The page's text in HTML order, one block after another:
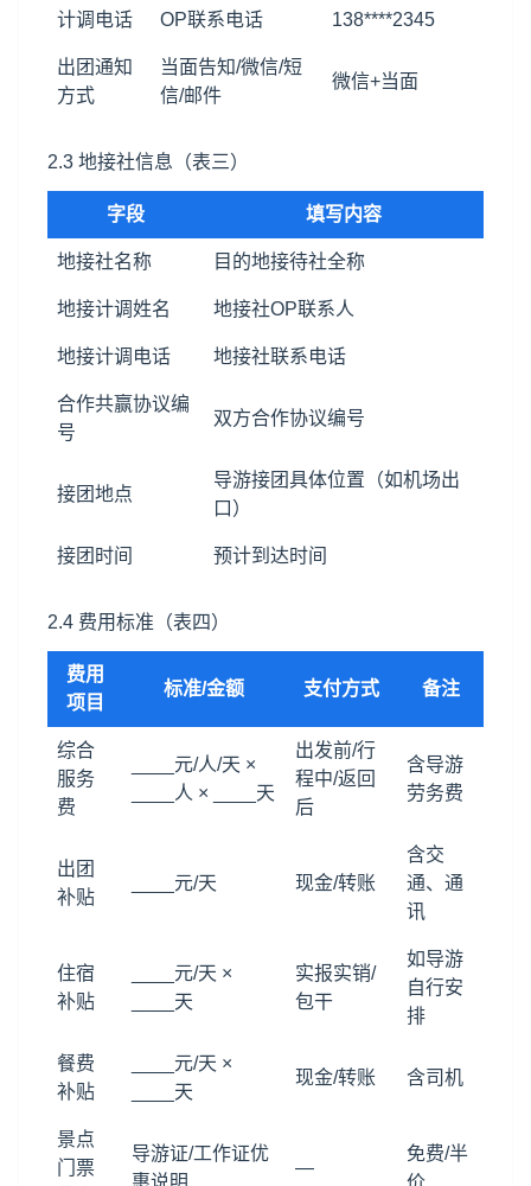
计调电话 OP联系电话 138****2345
出团通知
方式
当面告知/微信/短
信/邮件
微信+当面
2.3 地接社信息（表三）
字段 填写内容
地接社名称 目的地接待社全称
地接计调姓名 地接社OP联系人
地接计调电话 地接社联系电话
合作共赢协议编
号
双方合作协议编号
接团地点
导游接团具体位置（如机场出
口）
接团时间 预计到达时间
2.4 费用标准（表四）
费用
项目
标准/金额 支付方式 备注
综合
服务
费
____元/人/天 ×
____人 × ____天
出发前/行
程中/返回
后
含导游
劳务费
出团
补贴
____元/天 现金/转账
含交
通、通
讯
住宿
补贴
____元/天 ×
____天
实报实销/
包干
如导游
自行安
排
餐费
补贴
____元/天 ×
____天
现金/转账 含司机
景点
门票
导游证/工作证优
惠说明
—
免费/半
价